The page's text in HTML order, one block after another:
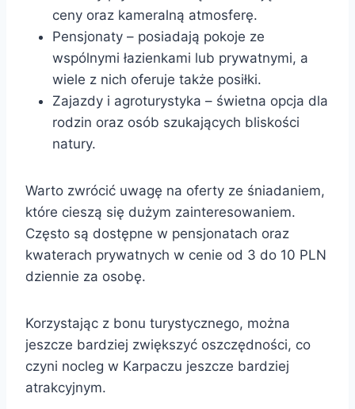
ceny oraz kameralną atmosferę.
Pensjonaty – posiadają pokoje ze
wspólnymi łazienkami lub prywatnymi, a
wiele z nich oferuje także posiłki.
Zajazdy i agroturystyka – świetna opcja dla
rodzin oraz osób szukających bliskości
natury.
Warto zwrócić uwagę na oferty ze śniadaniem,
które cieszą się dużym zainteresowaniem.
Często są dostępne w pensjonatach oraz
kwaterach prywatnych w cenie od 3 do 10 PLN
dziennie za osobę.
Korzystając z bonu turystycznego, można
jeszcze bardziej zwiększyć oszczędności, co
czyni nocleg w Karpaczu jeszcze bardziej
atrakcyjnym.